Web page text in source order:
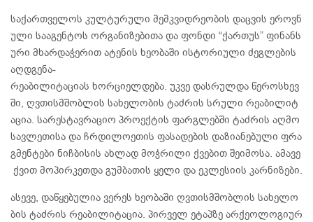
საქართველოს კულტურული მემკვიდრეობის დაცვის ეროვნ
ული სააგენტოს ორგანიზებითა და ფონდი “ქართუს” ფინანს
ური მხარდაჭერით ატენის ხეობაში ისტორიული ძეგლების
აღდგენა-
რეაბილიტაციას ხორციელდება. უკვე დასრულდა წეროსხევ
ში, ღვთისმშობლის სახელობის ტაძრის სრული რეაბილიტ
აცია. სარესტავრაციო პროექტის ფარგლებში ტაძრის აღმო
სავლეთისა და ჩრდილოეთის ფასადების დაზიანებული ფრა
გმენტები ნიჩბისის ახლად მოჭრილი ქვებით შეიმოსა. ამავე
ქვით მოპირკეთდა გუმბათის ყელი და ეკლესიის კარნიზები.
ასევე, დაწყებულია ვერეს ხეობაში ღვთისმშობლის სახელო
ბის ტაძრის რეაბილიტაცია. პირველ ეტაპზე არქეოლოგიურ